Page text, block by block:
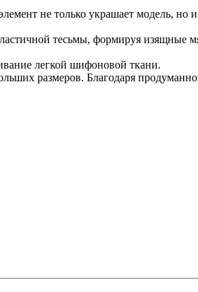
не только украшает модель, но
тесьмы, формируя изящные
легкой шифоновой ткани.
размеров. Благодаря